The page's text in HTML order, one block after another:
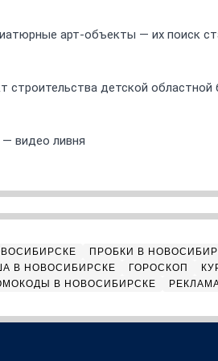
арт-объекты — их поиск
строительства детской
видео ливня
ПРОБКИ В
В НОВОСИБИРСКЕ ГОРОСКОП
В НОВОСИБИРСКЕ